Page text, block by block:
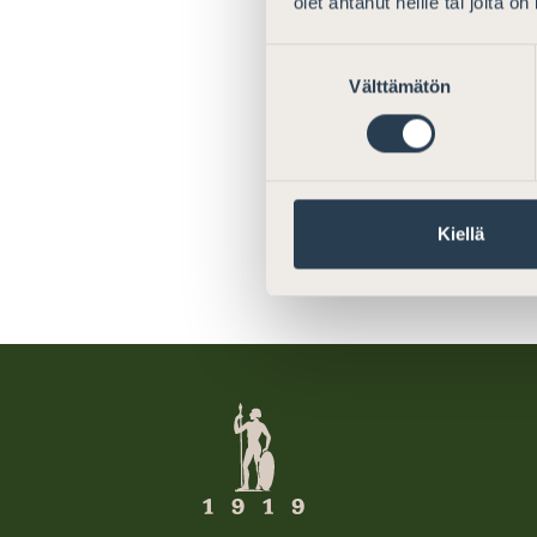
Välttämätön
Kiellä
1984–1998,
Jaa somessa